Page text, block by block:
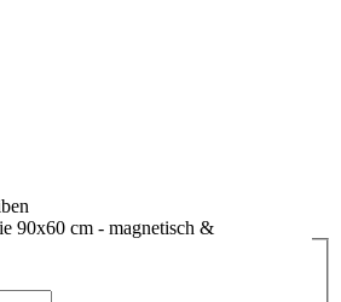
90x60 cm - magnetisch &